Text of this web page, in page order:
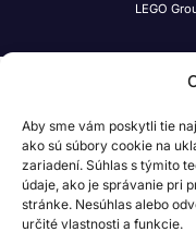
Aby sme vám poskytli tie
ako sú súbory cookie na
zariadení. Súhlas s týmito
údaje, ako je správanie pri
stránke. Nesúhlas alebo
určité vlastnosti a funkcie.
LEGO